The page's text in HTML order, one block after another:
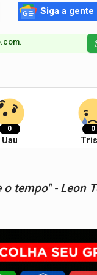
Siga a gente
0
Uau
0
tempo" - Leon